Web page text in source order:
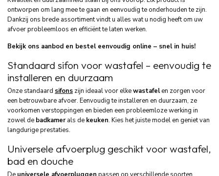
ontworpen om lang mee te gaan en eenvoudig te onderhouden te zijn.
Dankzij ons brede assortiment vindt u alles wat u nodig heeft om uw
afvoer probleemloos en efficiënt te laten werken.
Bekijk ons aanbod en bestel eenvoudig online – snel in huis!
Standaard sifon voor wastafel – eenvoudig te
installeren en duurzaam
Onze standaard sifons zijn ideaal voor elkewastafelen zorgen voor
een betrouwbare afvoer. Eenvoudig te installeren en duurzaam, ze
voorkomen verstoppingen en bieden een probleemloze werking in
zowel de badkamerals de keuken. Kies het juiste model en geniet van
langdurige prestaties.
Universele afvoerplug geschikt voor wastafel,
bad en douche